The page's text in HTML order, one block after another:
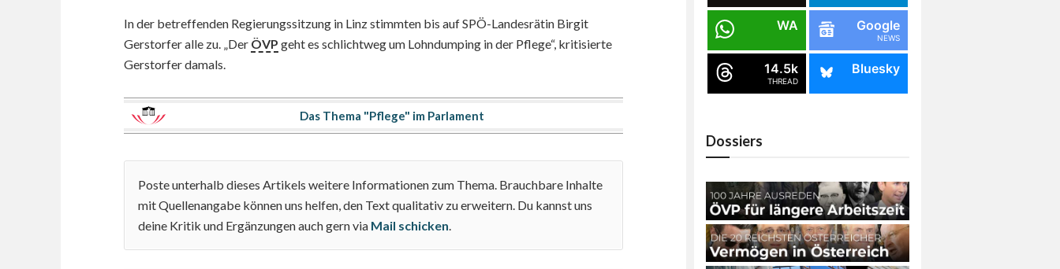
In der betreffenden Regierungssitzung in Linz stimmten bis auf SPÖ-Landesrätin Birgit
Gerstorfer alle zu. „Der ÖVP geht es schlichtweg um Lohndumping in der Pflege“, kritisierte
Gerstorfer damals.
Das Thema "Pflege" im Parlament
Poste unterhalb dieses Artikels weitere Informationen zum Thema. Brauchbare Inhalte
mit Quellenangabe können uns helfen, den Text qualitativ zu erweitern. Du kannst uns
deine Kritik und Ergänzungen auch gern via Mail schicken.
WA Google
NEWS
14.5k
THREAD
Bluesky
Dossiers